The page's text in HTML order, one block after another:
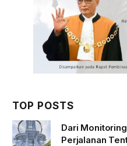
TOP POSTS
Dari
Perjalanan